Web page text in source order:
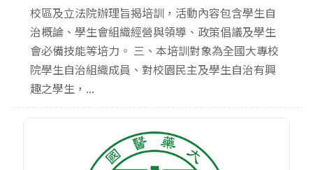
校區及立法院辦理旨揭培訓，活動內容包含學生自
治概論、學生會組織經營與領導、政策倡議及學生
會必備技能等培力。 三、本培訓對象為全國大專校
院學生自治組織成員、對校園民主及學生自治有興
趣之學生，...